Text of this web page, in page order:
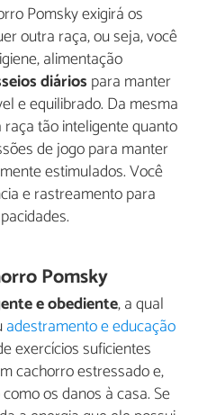
Pomsky exigirá os
outra raça, ou seja, você
alimentação
diáriospara manter
e equilibrado. Da mesma
tão inteligente quanto
de jogo para manter
estimulados. Você
e rastreamento para
Pomsky
e obediente, a qual
adestramento e educação
exercícios suficientes
cachorro estressado e,
os danos à casa. Se